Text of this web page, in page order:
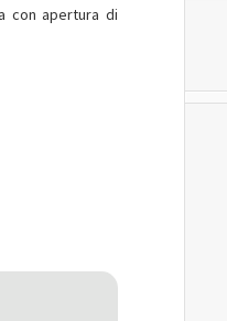
con apertura di